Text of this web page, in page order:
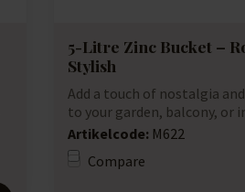
5-Litre Zinc Bucket –
Stylish
Add a touch of nostalgia
to your garden, balcony, or
Artikelcode: M622
Compare